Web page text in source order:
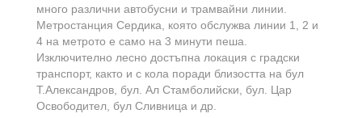
много различни автобусни и трамвайни линии.
Метростанция Сердика, която обслужва линии 1, 2 и
4 на метрото е само на 3 минути пеша.
Изключително лесно достъпна локация с градски
транспорт, както и с кола поради близостта на бул
Т.Александров, бул. Ал Стамболийски, бул. Цар
Освободител, бул Сливница и др.